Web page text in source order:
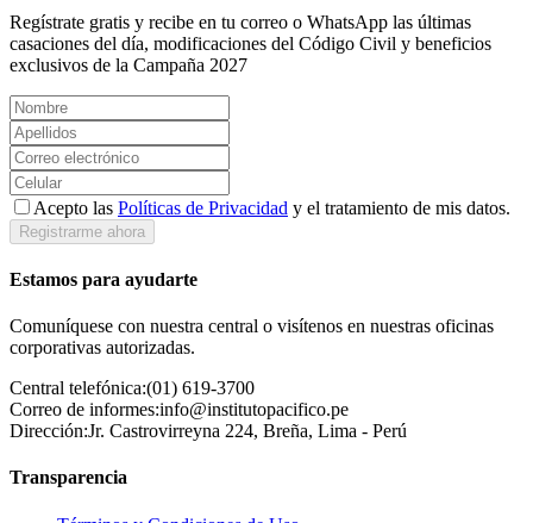
Regístrate gratis y recibe en tu correo o WhatsApp las últimas
casaciones del día, modificaciones del Código Civil y beneficios
exclusivos de la Campaña 2027
Acepto las Políticas de Privacidad y el tratamiento de mis datos.
Registrarme ahora
Estamos para ayudarte
Comuníquese con nuestra central o visítenos en nuestras oficinas
corporativas autorizadas.
Central telefónica:(01) 619-3700
Correo de informes:info@institutopacifico.pe
Dirección:Jr. Castrovirreyna 224, Breña, Lima - Perú
Transparencia